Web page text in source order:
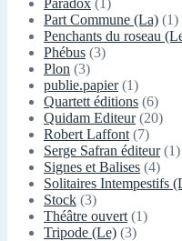
Paradox (1)
Part Commune (La) (1)
Penchants du roseau
Phébus (3)
Plon (3)
publie.papier(1)
Quartett éditions (6)
Quidam Editeur(20)
Robert Laffont(7)
Serge Safran éditeur(1)
Signes et Balises (4)
Solitaires Intempestifs
Stock (3)
Théâtre ouvert(1)
Tripode (Le) (3)